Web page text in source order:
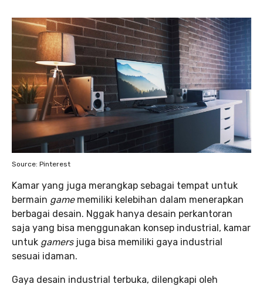
Source: Pinterest
Kamar yang juga merangkap sebagai tempat untuk
bermain game memiliki kelebihan dalam menerapkan
berbagai desain. Nggak hanya desain perkantoran
saja yang bisa menggunakan konsep industrial, kamar
untuk gamers juga bisa memiliki gaya industrial
sesuai idaman.
Gaya desain industrial terbuka, dilengkapi oleh